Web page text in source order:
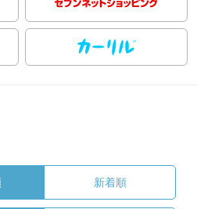
新着順